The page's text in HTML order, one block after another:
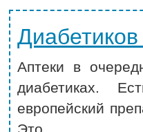
Аптеки в
диабетиках.
европейский